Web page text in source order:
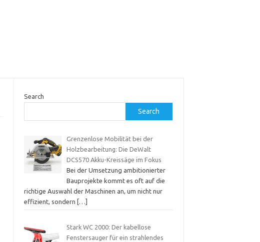
Search
Search
Grenzenlose Mobilität bei der
Holzbearbeitung: Die DeWalt
DCS570 Akku-Kreissäge im Fokus
Bei der Umsetzung ambitionierter
Bauprojekte kommt es oft auf die
richtige Auswahl der Maschinen an, um nicht nur
effizient, sondern
[…]
Stark WC 2000: Der kabellose
Fenstersauger für ein strahlendes